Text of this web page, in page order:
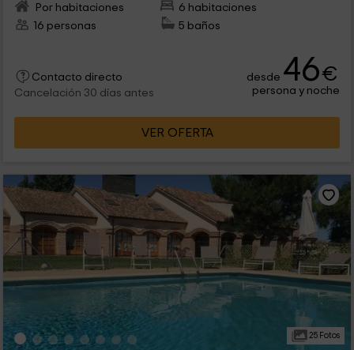
Por habitaciones
6 habitaciones
16 personas
5 baños
Contacto directo
Cancelación 30 días antes
desde 46€
persona y noche
VER OFERTA
25 Fotos